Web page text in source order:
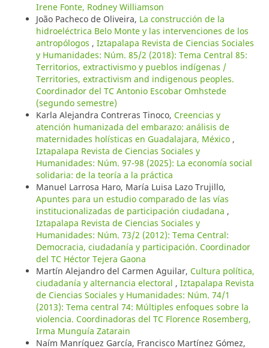
Irene Fonte, Rodney Williamson
João Pacheco de Oliveira, La construcción de la
hidroeléctrica Belo Monte y las intervenciones de los
antropólogos , Iztapalapa Revista de Ciencias Sociales
y Humanidades: Núm. 85/2 (2018): Tema Central 85:
Territorios, extractivismo y pueblos indígenas /
Territories, extractivism and indigenous peoples.
Coordinador del TC Antonio Escobar Omhstede
(segundo semestre)
Karla Alejandra Contreras Tinoco, Creencias y
atención humanizada del embarazo: análisis de
maternidades holísticas en Guadalajara, México ,
Iztapalapa Revista de Ciencias Sociales y
Humanidades: Núm. 97-98 (2025): La economía social
solidaria: de la teoría a la práctica
Manuel Larrosa Haro, María Luisa Lazo Trujillo,
Apuntes para un estudio comparado de las vías
institucionalizadas de participación ciudadana ,
Iztapalapa Revista de Ciencias Sociales y
Humanidades: Núm. 73/2 (2012): Tema Central:
Democracia, ciudadanía y participación. Coordinador
del TC Héctor Tejera Gaona
Martín Alejandro del Carmen Aguilar, Cultura política,
ciudadanía y alternancia electoral , Iztapalapa Revista
de Ciencias Sociales y Humanidades: Núm. 74/1
(2013): Tema central 74: Múltiples enfoques sobre la
violencia. Coordinadoras del TC Florence Rosemberg,
Irma Munguía Zatarain
Naím Manríquez García, Francisco Martínez Gómez,